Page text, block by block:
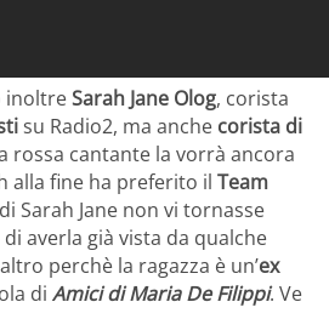
inoltreSarah Jane Olog, corista
su Radio2, ma anche corista di
rossa cantante la vorrà ancora
alla fine ha preferito il Team
Sarah Jane non vi tornasse
averla già vista da qualche
perchè la ragazza è un’ex
di Amici di Maria De Filippi. Ve